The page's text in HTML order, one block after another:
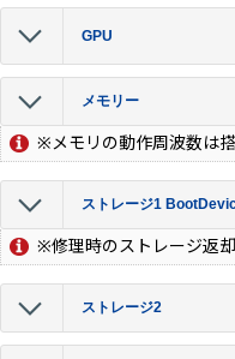
GPU
メモリー
※メモリの動作周波数は
ストレージ1
※修理時のストレージ返
ストレージ2